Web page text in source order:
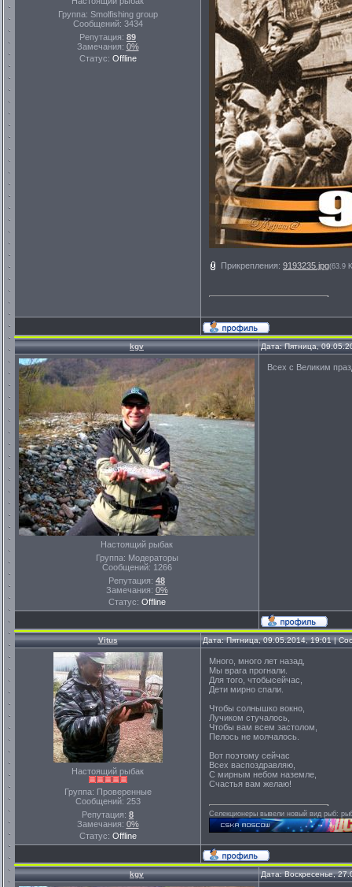
Группа: Smolfishing group
Сообщений: 3434
Репутация: 89
Замечания: 0%
Статус: Offline
Прикрепления: 9193235.jpg(63.9
kgv Дата: Пятница,
Настоящий рыбак
Группа: Модераторы
Сообщений: 1266
Репутация: 48
Замечания: 0%
Статус: Offline
Всех с Великим
Vitus Дата: Пятница, 09.05.2014, 19:01 |
Настоящий рыбак
Группа: Проверенные
Сообщений: 253
Репутация: 8
Замечания: 0%
Статус: Offline
Много, много лет назад,
Мы врага прогнали.
Для того, чтобысейчас,
Дети мирно спали.
Чтобы солнышко вокно,
Лучиком стучалось,
Чтобы вам всем застолом,
Пелось не молчалось.
Вот поэтому сейчас
Всех васпоздравляю,
С мирным небом наземле,
Счастья вам желаю!
Селекционеры вывели новый вид рыб:
kgv Дата: Воскресенье,